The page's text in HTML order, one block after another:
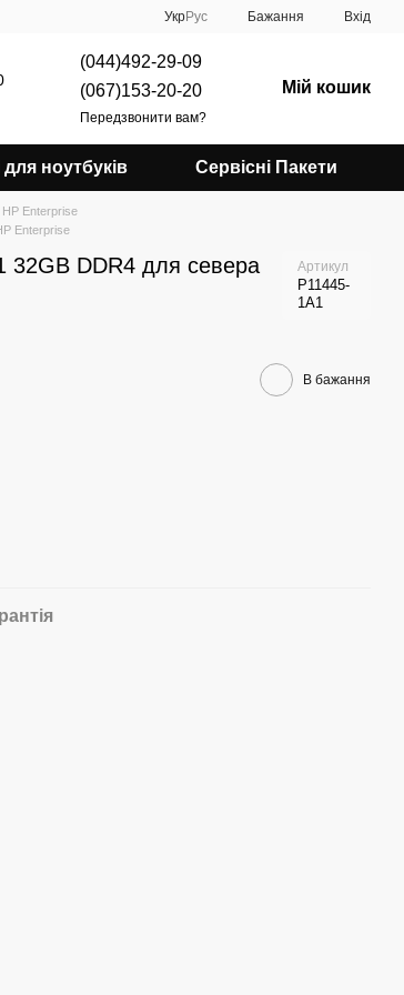
УкрРус Бажання Вхід
(044)492-29-09
(067)153-20-20
Передзвонити вам?
Мій кошик
ноутбуків Сервісні Пакети
Enterprise
Enterprise
32GB DDR4 для севера
Артикул
P11445-
1A1
В бажання